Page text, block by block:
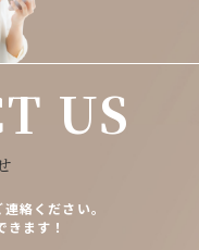
US
絡ください。
ます！